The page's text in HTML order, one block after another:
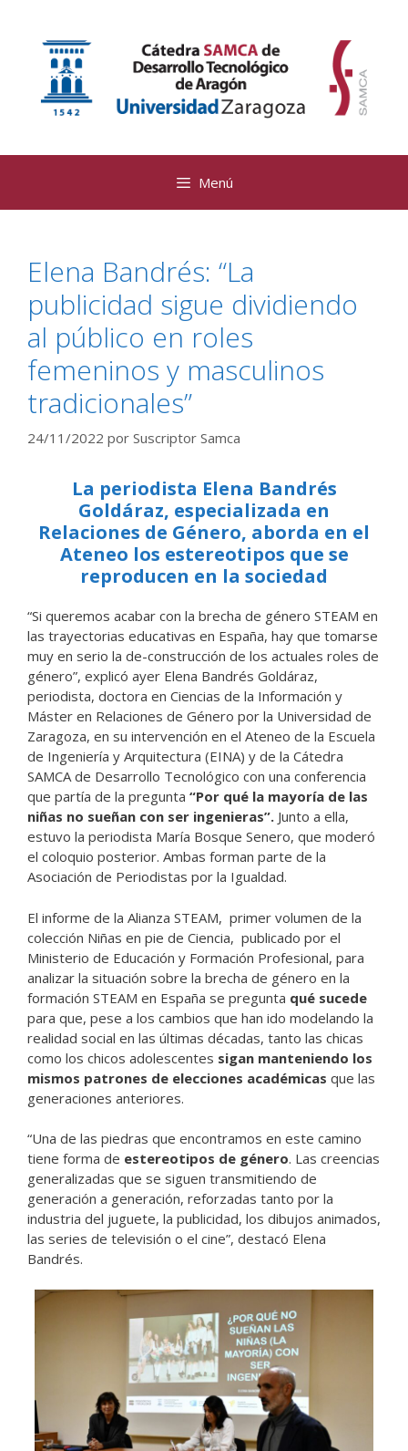
contenido
Menú
Elena Bandrés: “La
publicidad sigue dividiendo
al público en roles
femeninos y masculinos
tradicionales”
24/11/2022 por Suscriptor Samca
La periodista Elena Bandrés
Goldáraz, especializada en
Relaciones de Género, aborda en el
Ateneo los estereotipos que se
reproducen en la sociedad
“Si queremos acabar con la brecha de género STEAM en
las trayectorias educativas en España, hay que tomarse
muy en serio la de-construcción de los actuales roles de
género”, explicó ayer Elena Bandrés Goldáraz,
periodista, doctora en Ciencias de la Información y
Máster en Relaciones de Género por la Universidad de
Zaragoza, en su intervención en el Ateneo de la Escuela
de Ingeniería y Arquitectura (EINA) y de la Cátedra
SAMCA de Desarrollo Tecnológico con una conferencia
que partía de la pregunta “Por qué la mayoría de las
niñas no sueñan con ser ingenieras”. Junto a ella,
estuvo la periodista María Bosque Senero, que moderó
el coloquio posterior. Ambas forman parte de la
Asociación de Periodistas por la Igualdad.
El informe de la Alianza STEAM, primer volumen de la
colección Niñas en pie de Ciencia, publicado por el
Ministerio de Educación y Formación Profesional, para
analizar la situación sobre la brecha de género en la
formación STEAM en España se pregunta qué sucede
para que, pese a los cambios que han ido modelando la
realidad social en las últimas décadas, tanto las chicas
como los chicos adolescentes sigan manteniendo los
mismos patrones de elecciones académicas que las
generaciones anteriores.
“Una de las piedras que encontramos en este camino
tiene forma de estereotipos de género. Las creencias
generalizadas que se siguen transmitiendo de
generación a generación, reforzadas tanto por la
industria del juguete, la publicidad, los dibujos animados,
las series de televisión o el cine”, destacó Elena
Bandrés.